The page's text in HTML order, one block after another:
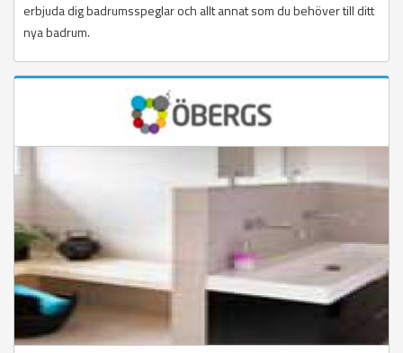
erbjuda dig badrumsspeglar och allt annat som du behöver till ditt
nya badrum.